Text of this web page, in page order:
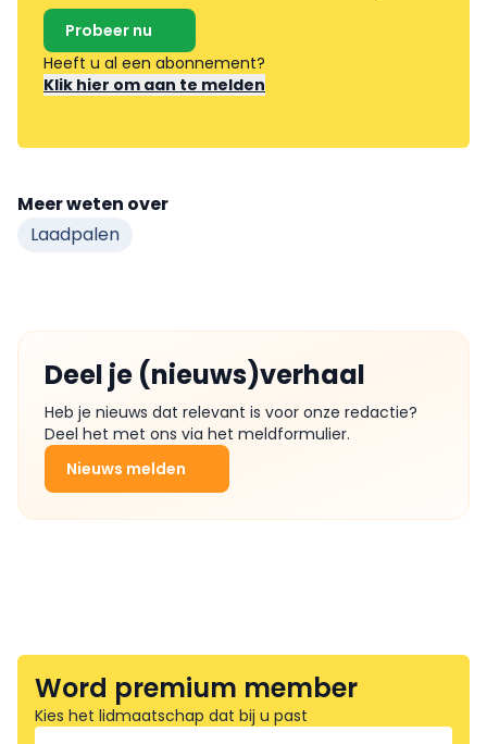
Probeer nu
Heeft u al een abonnement?
Klik hier om aan te melden
Meer weten over
Laadpalen
Deel je (nieuws)verhaal
Heb je nieuws dat relevant is voor onze redactie?
Deel het met ons via het meldformulier.
Nieuws melden
Word premium member
Kies het lidmaatschap dat bij u past